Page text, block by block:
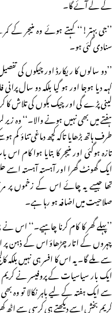
’’جی بہتر!‘‘ کہتے ہوئے وہ منیجر
سنادی گئی ہو۔
’’دو سالوں کا ریکارڈ اور چیکوں کی
کہہ دیا ہوجا اور ہو گیا بلکہ دو سال
لینی پڑے گی اور چیک بکوں کی تلاش
ہفتے میں بھی نہیں ہونے والا۔‘‘ وہ زیر
طرف ہاتھ بڑھایا تاکہ کچھ دماغی
تازہ ہوگئی اور منیجر کا بتایا ہوا
ایک گھونٹ گھرا اور آہستہ آہستہ
تھا جیسے یہ چائے اس کے زخموں پر
صلاحیت میں اضافہ ہو رہا ہے۔
’’پہلے گھر کا کام کرنا چاہیے۔‘‘ اس
چہروں کے اتار چڑھاؤ اس کے ذہن
سے ملے گا۔ یہ اس کا افسر ہی نہیں
ایک بار سیاسیات کے پروفیسر نے
سے ایک ہفتہ کے لیے باہر نکالا تو وہ
کریم بخش اسے دیکھتے ہی کرسی سے اٹھ